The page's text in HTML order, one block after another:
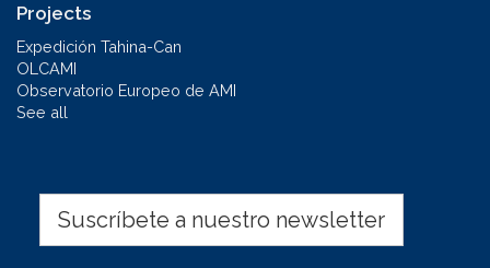
Projects
Expedición Tahina-Can
OLCAMI
Observatorio Europeo de AMI
See all
Suscríbete a nuestro newsletter